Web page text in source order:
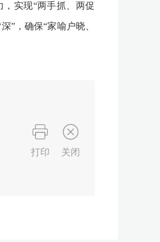
实现“两手抓、两促
”，确保“家喻户晓、
打印 关闭